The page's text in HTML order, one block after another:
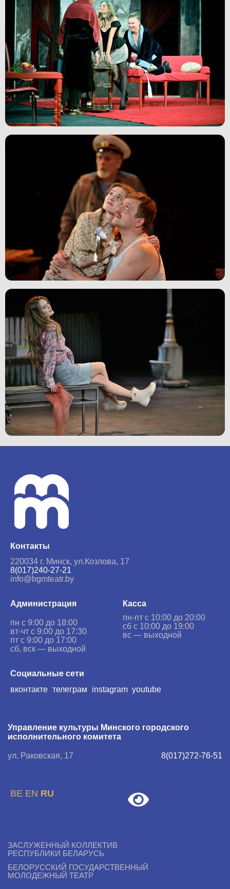
Контакты
220034 г. Минск, ул.Козлова, 17
8(017)240-27-21
info@bgmteatr.by
Администрация
пн с 9:00 до 18:00
вт-чт с 9:00 до 17:30
пт с 9:00 до 17:00
сб, вск — выходной
Касса
пн-пт с 10:00 до 20:00
сб с 10:00 до 19:00
вс — выходной
Социальные сети
вконтакте телеграм instagram youtube
Управление культуры Минского городского
исполнительного комитета
ул. Раковская, 17 8(017)272-76-51
BE EN RU
ЗАСЛУЖЕННЫЙ КОЛЛЕКТИВ
РЕСПУБЛИКИ БЕЛАРУСЬ
БЕЛОРУССКИЙ ГОСУДАРСТВЕННЫЙ
МОЛОДЕЖНЫЙ ТЕАТР